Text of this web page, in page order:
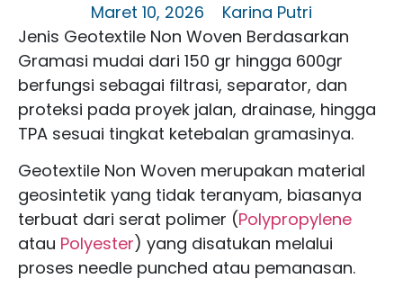
Maret 10, 2026
Karina Putri
Jenis Geotextile Non Woven Berdasarkan
Gramasi mudai dari 150 gr hingga 600gr
berfungsi sebagai filtrasi, separator, dan
proteksi pada proyek jalan, drainase, hingga
TPA sesuai tingkat ketebalan gramasinya.
Geotextile Non Woven merupakan material
geosintetik yang tidak teranyam, biasanya
terbuat dari serat polimer (Polypropylene
atau Polyester) yang disatukan melalui
proses needle punched atau pemanasan.